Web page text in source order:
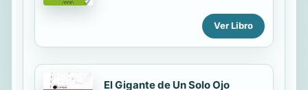
Vocabulary, Background knowledge,
Text-dependent questions, Whole
class activities, and Independent
activities.
Granada. Desesperado recorre las
calles de la ciudad, hasta que se
encuentra con Azu, una niña un
comportamiento le hace sospechar
Ver Libro
El Gigante de Un Solo Ojo